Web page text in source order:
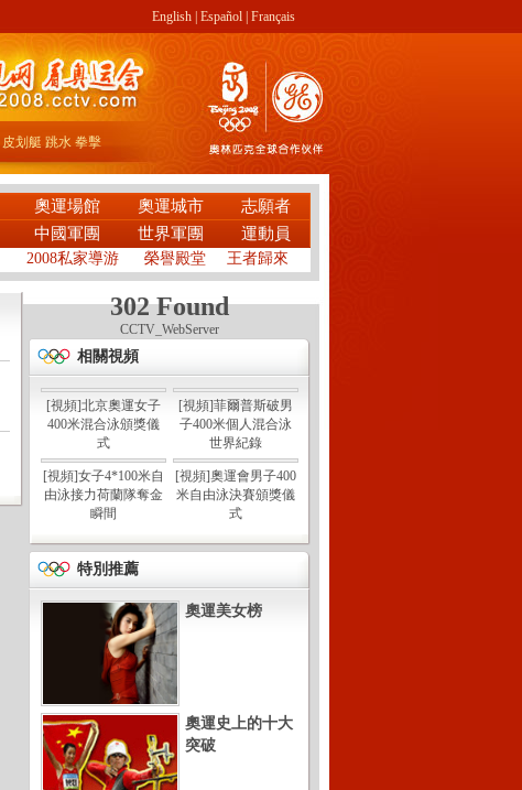
English Español Français
皮划艇 跳水 拳擊
奧運場館 奧運城市
志願者
中國軍團 世界軍團 運動員
2008私家導游 榮譽殿堂 王者歸來
302 Found
CCTV_WebServer
相關視頻
[視頻]北京奧運女子
400米混合泳頒獎儀
式
[視頻]菲爾普斯破男
子400米個人混合泳
世界紀錄
[視頻]女子4*100米自
由泳接力荷蘭隊奪金
瞬間
[視頻]奧運會男子400
米自由泳決賽頒獎儀
式
特別推薦
奧運美女榜
奧運史上的十大
突破